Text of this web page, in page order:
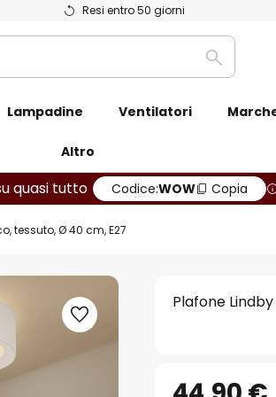
Resi entro 50 giorni
Ricerca
Lampadine Ventilatori
Altro
quasi tutto Codice:WOW Copia
tessuto, Ø 40 cm, E27
Plafone